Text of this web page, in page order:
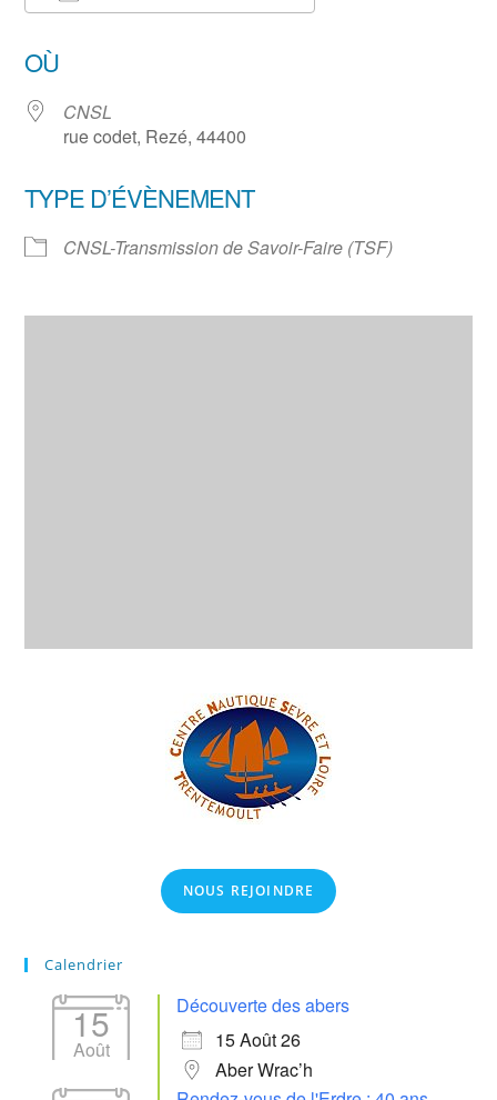
OÙ
CNSL
rue codet, Rezé, 44400
TYPE D’ÉVÈNEMENT
CNSL-Transmission de Savoir-Faire (TSF)
NOUS REJOINDRE
Calendrier
15
Août
Découverte des abers
15 Août 26
Aber Wrac’h